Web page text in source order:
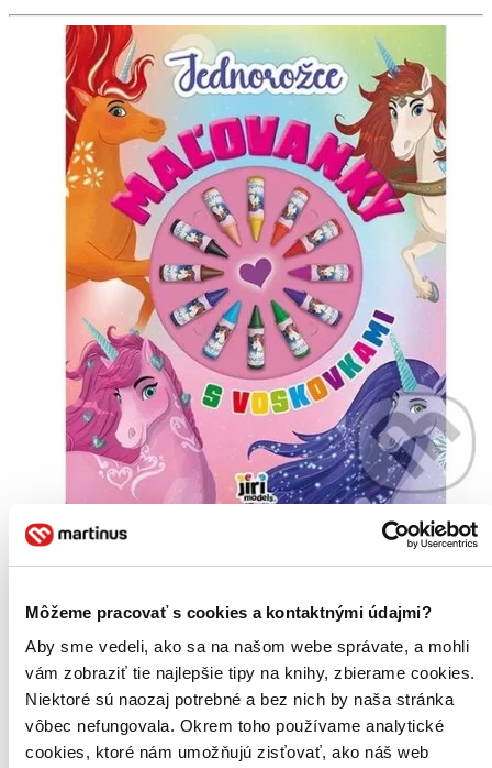
Môžeme pracovať s cookies a kontaktnými údajmi?
Aby sme vedeli, ako sa na našom webe správate, a mohli
vám zobraziť tie najlepšie tipy na knihy, zbierame cookies.
Niektoré sú naozaj potrebné a bez nich by naša stránka
vôbec nefungovala. Okrem toho používame analytické
cookies, ktoré nám umožňujú zisťovať, ako náš web
Maľovanky s voskovkami: Jednorožce
Maľovanky obsahujú 24 strán na...
5,20 €
Tento produkt momentálne nemáme na sklade, ale zvyčajne
vám ho vieme zabezpečiť a odoslať do 3 – 4 dní. A
posnažíme sa aj trochu rýchlejšie!
Pridať do zoznamu
Vložiť do košíka